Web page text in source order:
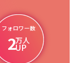
フォロワー数
2万人
UP